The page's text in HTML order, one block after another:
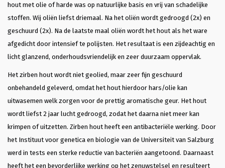
hout met olie of harde was op natuurlijke basis en vrij van schadelijke
stoffen. Wij oliën liefst driemaal. Na het oliën wordt gedroogd (2x) en
geschuurd (2x). Na de laatste maal oliën wordt het hout als het ware
afgedicht door intensief te polijsten. Het resultaat is een zijdeachtig en
licht glanzend, onderhoudsvriendelijk en zeer duurzaam oppervlak.
Het zirben hout wordt niet geolied, maar zeer fijn geschuurd
onbehandeld geleverd, omdat het hout hierdoor hars/olie kan
uitwasemen welk zorgen voor de prettig aromatische geur. Het hout
wordt liefst 2 jaar lucht gedroogd, zodat het daarna niet meer kan
krimpen of uitzetten. Zirben hout heeft een antibacteriële werking. Door
het Instituut voor genetica en biologie van de Universiteit van Salzburg
werd in tests een sterke reductie van bacteriën aangetoond. Daarnaast
heeft het een bevorderlijke werking op het zenuwstelsel en resulteert